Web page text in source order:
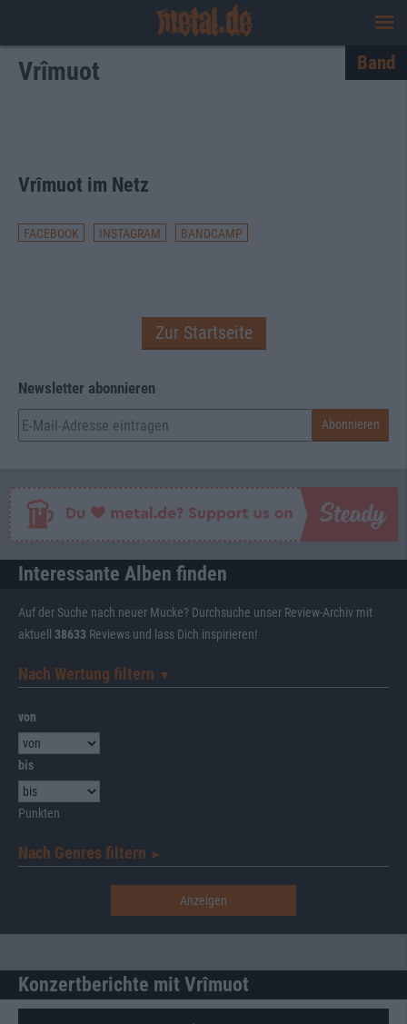
Vrîmuot Band
Vrîmuot im Netz
FACEBOOK INSTAGRAM BANDCAMP
Zur Startseite
Newsletter abonnieren
Interessante Alben finden
Auf der Suche nach neuer Mucke? Durchsuche unser Review-Archiv mit
aktuell 38633 Reviews und lass Dich inspirieren!
Nach Wertung filtern ▼︎
von
bis
Punkten
Nach Genres filtern ►︎
Konzertberichte mit Vrîmuot